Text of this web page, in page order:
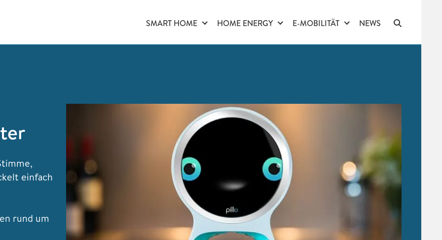
SMART HOME HOME ENERGY E-MOBILITÄT NEWS
einfach
rund um